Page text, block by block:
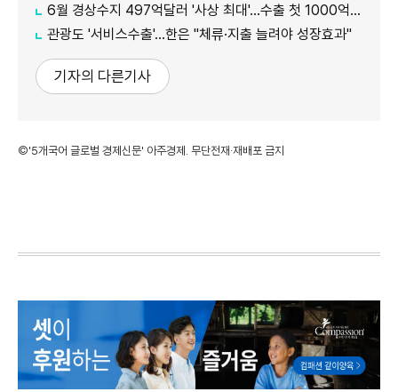
6월 경상수지 497억달러 '사상 최대'…수출 첫 1000억달러 돌파
관광도 '서비스수출'…한은 "체류·지출 늘려야 성장효과"
기자의 다른기사
©'5개국어 글로벌 경제신문' 아주경제. 무단전재·재배포 금지